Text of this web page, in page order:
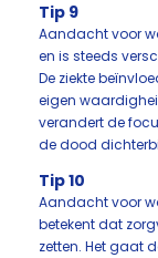
Tip 9
Aandacht voor
en is steeds
De ziekte
eigen
verandert de
de dood
Tip 10
Aandacht voor
betekent dat
zetten. Het gaat